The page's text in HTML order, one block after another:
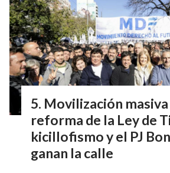
Movilización
reforma de la Ley de
kicillofismo y el PJ
ganan la calle